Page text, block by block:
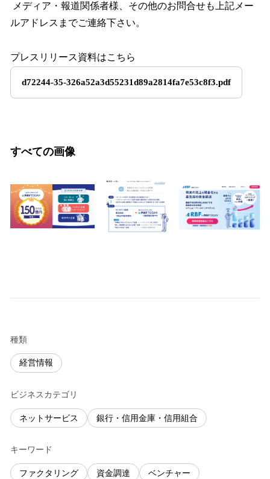
メディア・報道関係者様、その他のお問合せも上記メー
ルアドレスまでご連絡下さい。
プレスリリース資料はこちら
d72244-35-326a52a3d55231d89a2814fa7e53c8f3.pdf
すべての画像
種類
経営情報
ビジネスカテゴリ
ネットサービス 銀行・信用金庫・信用組合
キーワード
ファクタリング 資金調達 ベンチャー